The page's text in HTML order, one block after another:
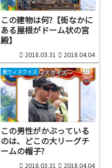
この建物は何?【街なかに
ある屋根がドーム状の宮
殿】
2018.03.31 2018.04.04
黒ウィズクイズ
この男性がかぶっている
のは、どこの大リーグチ
ームの帽子?
2018.03.31 2018.04.04